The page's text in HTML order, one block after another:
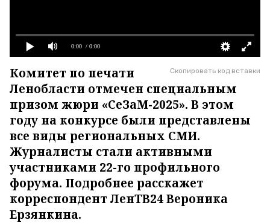
0:00 / 0:00
Скопировать код вставки
Комитет по печати
Ленобласти отмечен специальным
призом жюри «СеЗаМ-2025». В этом
году на конкурсе были представлены
все виды региональных СМИ.
Журналисты стали активными
участниками 22-го профильного
форума. Подробнее расскажет
корреспондент ЛенТВ24 Вероника
Ерзянкина.